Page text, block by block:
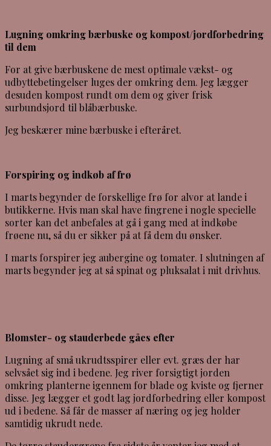
Lugning omkring bærbuske og kompost/jordforbedring
til dem
For at give bærbuskene de mest optimale vækst- og
udbyttebetingelser luges der omkring dem. Jeg lægger
desuden kompost rundt om dem og giver frisk
surbundsjord til blåbærbuske.
Jeg beskærer mine bærbuske i efteråret.
Forspiring og indkøb af frø
I marts begynder de forskellige frø for alvor at lande i
butikkerne. Hvis man skal have fingrene i nogle specielle
sorter kan det anbefales at gå i gang med at indkøbe
frøene nu, så du er sikker på at få dem du ønsker.
I marts forspirer jeg aubergine og tomater. I slutningen af
marts begynder jeg at så spinat og pluksalat i mit drivhus.
Blomster- og stauderbede gåes efter
Lugning af små ukrudtsspirer eller evt. græs der har
selvsået sig ind i bedene. Jeg river forsigtigt jorden
omkring planterne igennem for blade og kviste og fjerner
disse. Jeg lægger et godt lag jordforbedring eller kompost
ud i bedene. Så får de masser af næring og jeg holder
samtidig ukrudt nede.